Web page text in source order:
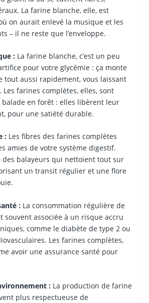
La farine blanche, elle, est
on aurait enlevé la musique et les
– il ne reste que l’enveloppe.
:La farine blanche, c’est un peu
pour votre glycémie : ça monte
tout aussi rapidement, vous laissant
farines complètes, elles, sont
en forêt : elles libèrent leur
pour une satiété durable.
:Les fibres des farines complètes
amies de votre système digestif.
des balayeurs qui nettoient tout sur
un transit régulier et une flore
:La consommation régulière de
souvent associée à un risque accru
comme le diabète de type 2 ou
Les farines complètes,
avoir une assurance santé pour
:La production de farine
plus respectueuse de